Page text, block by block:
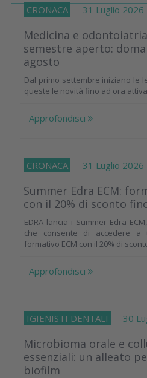
CRONACA 31 Luglio 2026
Medicina e
semestre aperto:
agosto
Dal primo settembre iniziano le
queste le novità fino ad ora
Approfondisci
CRONACA 31 Luglio 2026
Summer Edra ECM:
con il 20% di sconto
EDRA lancia i Summer Edra
che consente di accedere
formativo ECM con il 20% di
Approfondisci
IGIENISTI DENTALI 30
Microbioma orale e
essenziali: un alleato
biofilm